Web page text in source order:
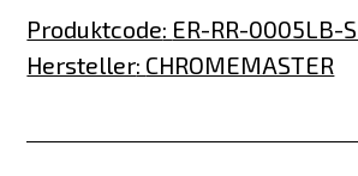
Produktcode: ER-RR-0005LB-
Hersteller: CHROMEMASTER